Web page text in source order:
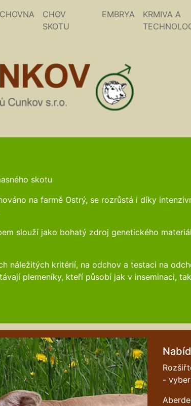
CHOV
SKOTU
EMBRYA
KRMIVA A
skotu
na farmě Ostrý, se rozrůstá i díky
slouží jako bohatý zdroj genetického
náležitých kritérií, na odchov a testaci na
plemeníky, kteří působí jak v inseminaci,
-